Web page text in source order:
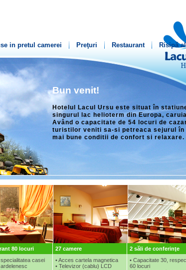
in pretul camerei Preţuri Restaurant Risipă
Bun venit!
Hotelul Lacul Ursu este situat în
singurul lac helioterm din Europa,
Având o capacitate de 54 locuri de
turistilor veniti sa-si petreaca sejurul în
mai bune conditii de confort si relaxare.
80 locuri 27 camere 2 săli de conferinţe
specialitatea casei
ardelenesc
• Acces cartela magnetica
• Televizor (cablu) LCD
• Capacitate 30,
60 locuri